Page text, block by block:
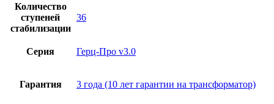
Количество
ступеней
стабилизации
36
Серия Герц-Про v3.0
Гарантия 3 года (10 лет гарантии на трансформатор)